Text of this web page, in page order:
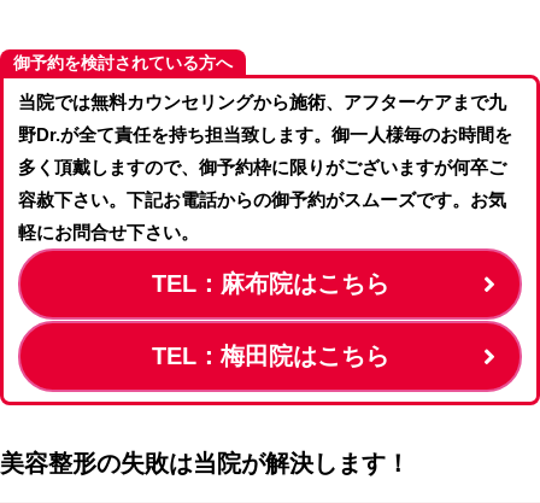
御予約を検討されている方へ
当院では無料カウンセリングから施術、アフターケアまで九
野Dr.が全て責任を持ち担当致します。御一人様毎のお時間を
多く頂戴しますので、御予約枠に限りがございますが何卒ご
容赦下さい。下記お電話からの御予約がスムーズです。お気
軽にお問合せ下さい。
TEL：麻布院はこちら
TEL：梅田院はこちら
美容整形の失敗は当院が解決します！